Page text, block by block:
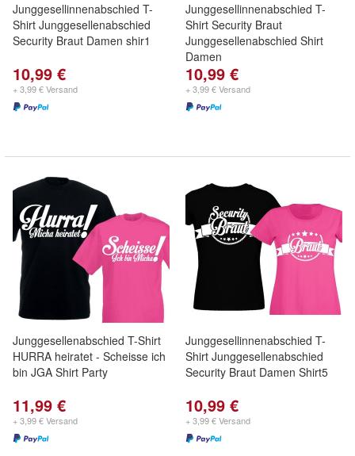
Junggesellinnenabschied T-
Shirt Junggesellenabschied
Security Braut Damen shir1
10,99 €
+ 3,99 € Versand
Junggesellinnenabschied T-
Shirt Security Braut
Junggesellenabschied Shirt
Damen
10,99 €
+ 3,99 € Versand
Junggesellenabschied T-Shirt
HURRA heiratet - Scheisse ich
bin JGA Shirt Party
11,99 €
+ 3,99 € Versand
Junggesellinnenabschied T-
Shirt Junggesellenabschied
Security Braut Damen Shirt5
10,99 €
+ 3,99 € Versand